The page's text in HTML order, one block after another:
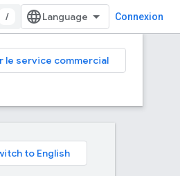
/ Connexion
le service commercial